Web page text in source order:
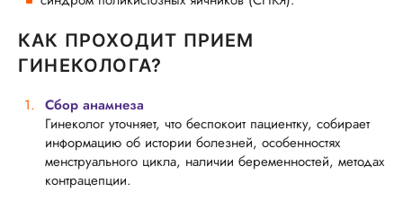
КАК ПРОХОДИТ ПРИЕМ
ГИНЕКОЛОГА?
Сбор анамнеза
Гинеколог уточняет, что беспокоит пациентку, собирает
информацию об истории болезней, особенностях
менструального цикла, наличии беременностей, методах
контрацепции.